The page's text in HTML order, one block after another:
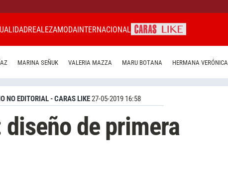
REALEZAMODAINTERNACIONAL
MARINA SEÑUK VALERIA MAZZA MARU BOTANA HERMANA VERÓNICA
NO EDITORIAL - CARAS LIKE27-05-2019 16:58
de primera